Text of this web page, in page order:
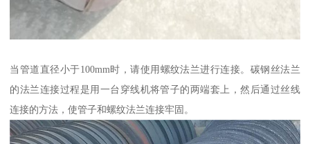
当管道直径小于100mm时，请使用螺纹法兰进行连接。碳钢丝法兰
的法兰连接过程是用一台穿线机将管子的两端套上，然后通过丝线
连接的方法，使管子和螺纹法兰连接牢固。